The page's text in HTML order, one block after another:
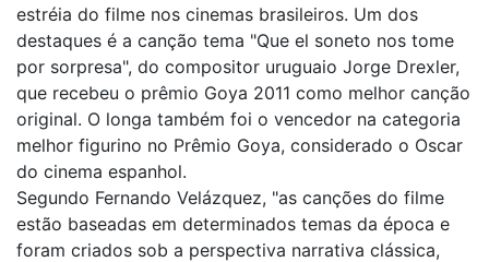
estréia do filme nos cinemas brasileiros. Um dos
destaques é a canção tema "Que el soneto nos tome
por sorpresa", do compositor uruguaio Jorge Drexler,
que recebeu o prêmio Goya 2011 como melhor canção
original. O longa também foi o vencedor na categoria
melhor figurino no Prêmio Goya, considerado o Oscar
do cinema espanhol.
Segundo Fernando Velázquez, "as canções do filme
estão baseadas em determinados temas da época e
foram criados sob a perspectiva narrativa clássica,